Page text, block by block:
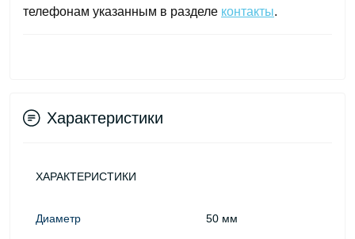
телефонам указанным в разделе контакты.
Характеристики
ХАРАКТЕРИСТИКИ
Диаметр 50 мм